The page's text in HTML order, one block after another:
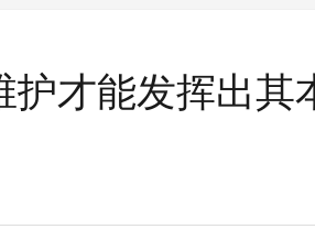
才能发挥出其